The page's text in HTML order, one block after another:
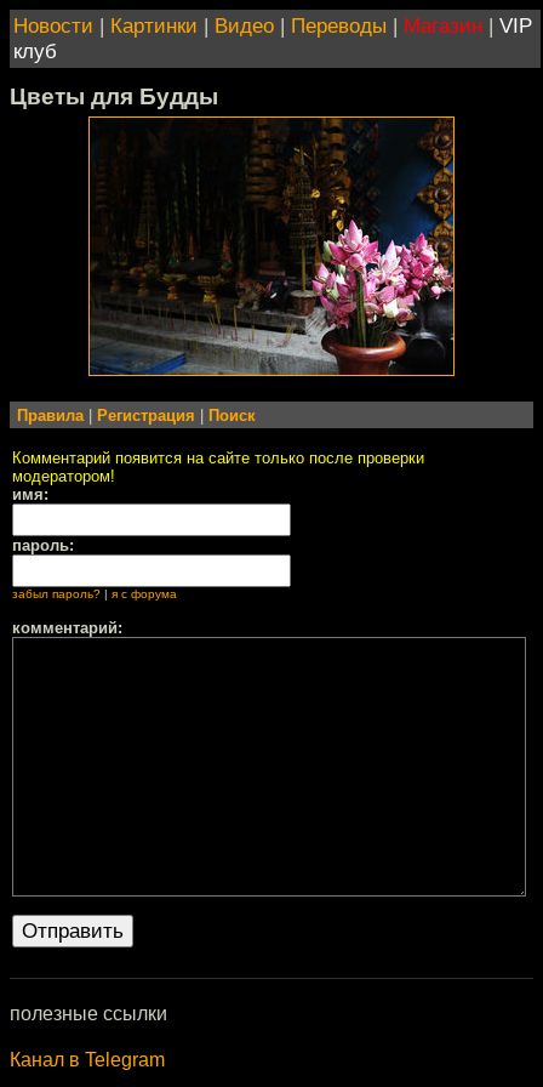
Новости | Картинки | Видео | Переводы | Магазин | VIP
клуб
Цветы для Будды
Правила Регистрация Поиск
Комментарий появится на сайте только после проверки
модератором!
имя:
пароль:
забыл пароль? | я с форума
комментарий:
полезные ссылки
Канал в Telegram